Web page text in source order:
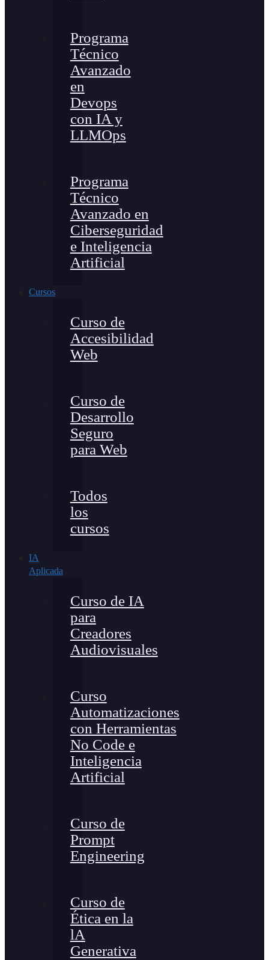
Programa
Técnico
Avanzado
en
Devops
con IA y
LLMOps
Programa
Técnico
Avanzado en
Ciberseguridad
e Inteligencia
Artificial
Cursos
Curso de
Accesibilidad
Web
Curso de
Desarrollo
Seguro
para Web
Todos
los
cursos
IA
Aplicada
Curso de IA
para
Creadores
Audiovisuales
Curso
Automatizaciones
con Herramientas
No Code e
Inteligencia
Artificial
Curso de
Prompt
Engineering
Curso de
Ética en la
lA
Generativa